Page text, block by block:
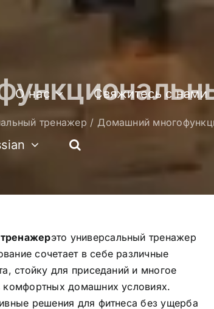
О нас Свяжитесь с нами
тренажер Домашний
это универсальный тренажер
сочетает в себе различные
стойку для приседаний и многое
комфортных домашних условиях.
решения для фитнеса без ущерба